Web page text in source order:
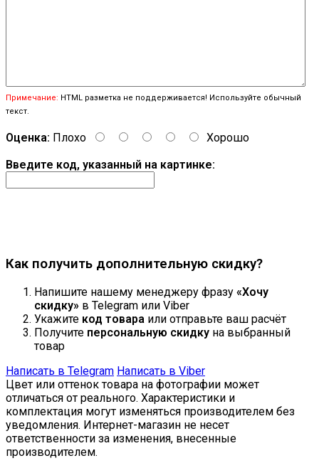
Примечание: HTML разметка не поддерживается! Используйте обычный
текст.
Оценка: Плохо
Хорошо
Введите код, указанный на картинке:
Как получить дополнительную скидку?
Напишите нашему менеджеру фразу «Хочу
скидку» в Telegram или Viber
Укажите код товара или отправьте ваш расчёт
Получите персональную скидку на выбранный
товар
Написать в Telegram Написать в Viber
Цвет или оттенок товара на фотографии может
отличаться от реального. Характеристики и
комплектация могут изменяться производителем без
уведомления. Интернет-магазин не несет
ответственности за изменения, внесенные
производителем.